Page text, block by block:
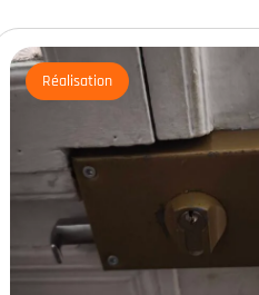
Réalisation